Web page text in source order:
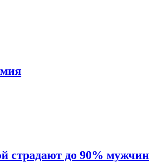
страдают до 90% мужчин